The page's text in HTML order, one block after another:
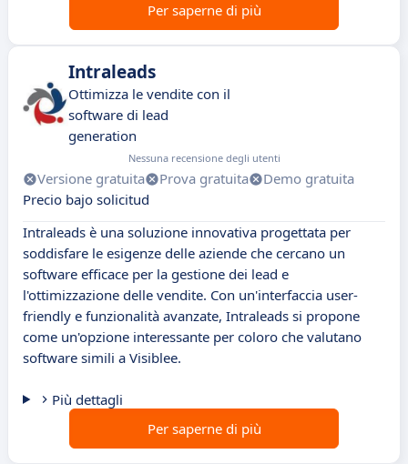
Per saperne di più
Intraleads
Ottimizza le vendite con il
software di lead
generation
Nessuna recensione degli utenti
Versione gratuita Prova gratuita
Demo gratuita
Precio bajo solicitud
Intraleads è una soluzione innovativa progettata per
soddisfare le esigenze delle aziende che cercano un
software efficace per la gestione dei lead e
l'ottimizzazione delle vendite. Con un'interfaccia user-
friendly e funzionalità avanzate, Intraleads si propone
come un'opzione interessante per coloro che valutano
software simili a Visiblee.
Più dettagli
Per saperne di più